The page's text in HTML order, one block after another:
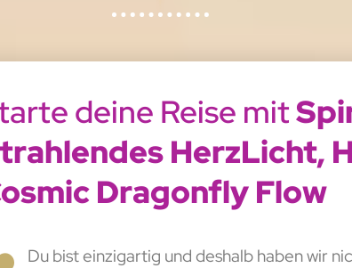
deine Reise mit
HerzLicht,
Dragonfly Flow
Du bist einzigartig und deshalb haben wir